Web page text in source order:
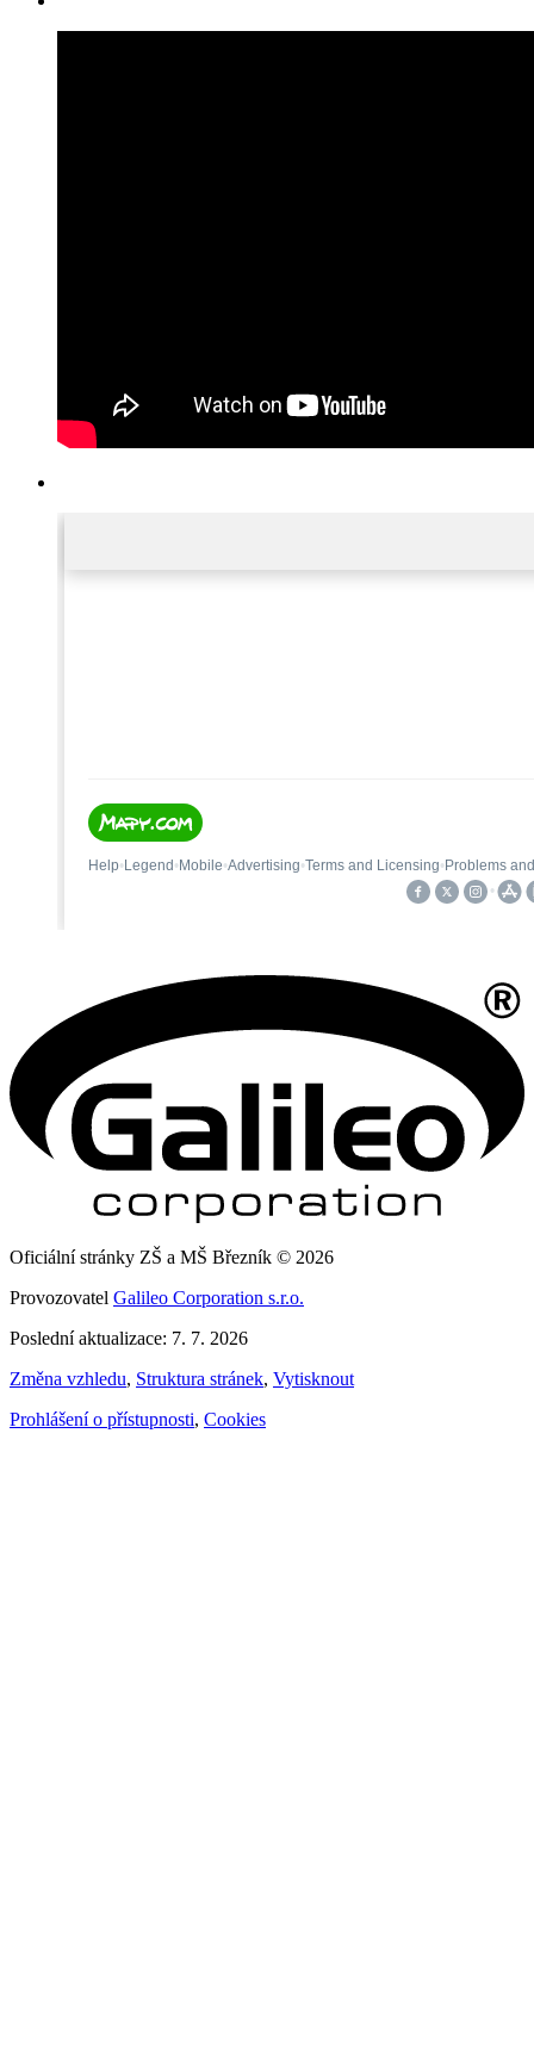
Oficiální stránky ZŠ a MŠ Březník © 2026
Provozovatel Galileo Corporation s.r.o.
Poslední aktualizace: 7. 7. 2026
Změna vzhledu, Struktura stránek, Vytisknout
Prohlášení o přístupnosti, Cookies